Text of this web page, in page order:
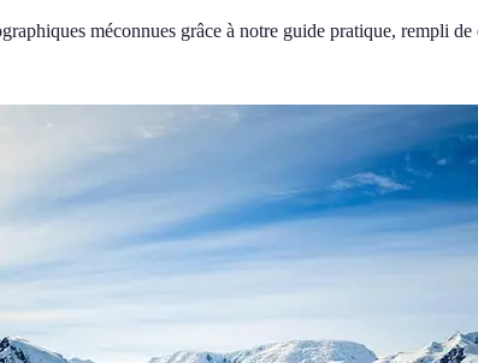
méconnues grâce à notre guide pratique, rempli